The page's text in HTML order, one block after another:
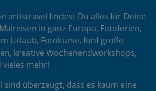
artistravel findest Du alles für Deine
in ganz Europa, Fotoferien,
Urlaub, Fotokurse, fünf große
kreative Wochenendworkshops,
vieles mehr!
überzeugt, dass es kaum eine